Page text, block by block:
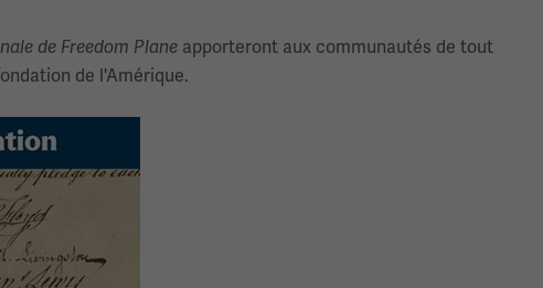
de Freedom Planeapporteront aux communautés de tout
de l'Amérique.